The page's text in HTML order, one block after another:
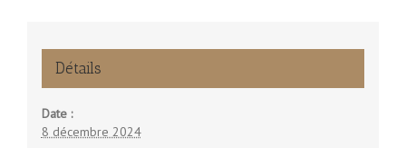
Détails
Date :
8 décembre 2024